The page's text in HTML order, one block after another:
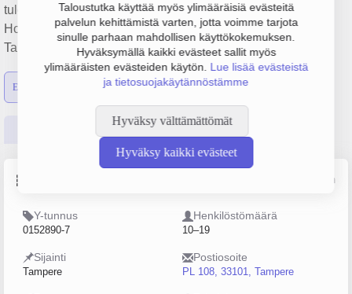
Taloustutka käyttää myös ylimääräisiä evästeitä
palvelun kehittämistä varten, jotta voimme tarjota
sinulle parhaan mahdollisen käyttökokemuksen.
Hyväksymällä kaikki evästeet sallit myös
ylimääräisten evästeiden käytön. Lue lisää evästeistä
ja tietosuojakäytännöstämme
Hyväksy välttämättömät
Hyväksy kaikki evästeet
tulos -422 000 € ja henkilöstömäärä 19. Sen päätoimiala on
Holdingyhtiöiden toiminta, perustamisvuosi 1978 ja sijainti
Tampere. Yrityksen yhtiömuoto Osakeyhtiö (OY).
Emon luvut Konsernin luvut
Tilinpäätösluvut Päättäjätiedot
Lähde: YTJ, PRH, Traficom
Y-tunnus
0152890-7
Henkilöstömäärä
10–19
Sijainti
Tampere
Postiosoite
PL 108, 33101, Tampere